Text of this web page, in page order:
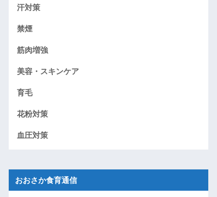
汗対策
禁煙
筋肉増強
美容・スキンケア
育毛
花粉対策
血圧対策
おおさか食育通信